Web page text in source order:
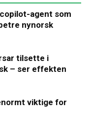
agent som
nynorsk
tilsette i
– ser effekten
viktige for